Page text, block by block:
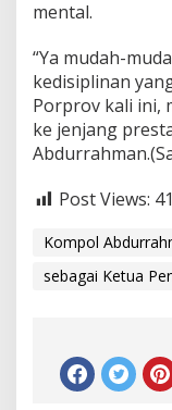
mental.
“Ya mudah-
kedisiplinan
Porprov kali ini,
ke jenjang
Post Views:
Kompol
sebagai Ketua